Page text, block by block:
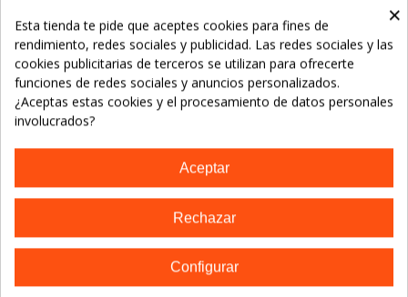
Marca: Jabones Beltran
TE GUSTARÁN
No hay artículos
×
Esta tienda te pide que aceptes cookies para fines de
rendimiento, redes sociales y publicidad. Las redes sociales y las
cookies publicitarias de terceros se utilizan para ofrecerte
funciones de redes sociales y anuncios personalizados.
¿Aceptas estas cookies y el procesamiento de datos personales
involucrados?
Aceptar
Rechazar
Configurar